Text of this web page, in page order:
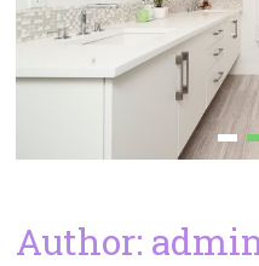
Author: